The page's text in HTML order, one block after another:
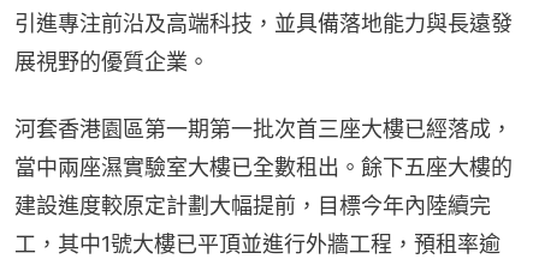
引進專注前沿及高端科技，並具備落地能力與長遠發
展視野的優質企業。
河套香港園區第一期第一批次首三座大樓已經落成，
當中兩座濕實驗室大樓已全數租出。餘下五座大樓的
建設進度較原定計劃大幅提前，目標今年內陸續完
工，其中1號大樓已平頂並進行外牆工程，預租率逾